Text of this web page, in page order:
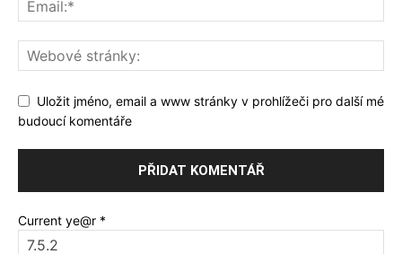
Uložit jméno, email a www stránky v prohlížeči pro další mé
budoucí komentáře
Current ye@r *